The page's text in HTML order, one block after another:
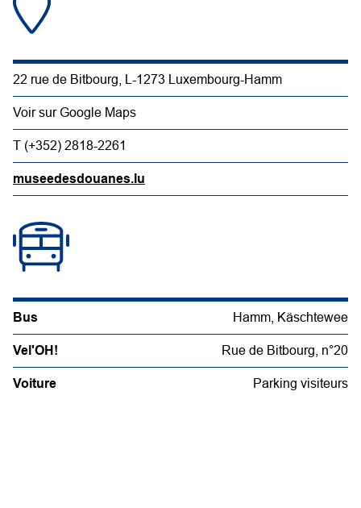
22 rue de Bitbourg, L-1273 Luxembourg-Hamm
Voir sur Google Maps
T (+352) 2818-2261
museedesdouanes.lu
Bus Hamm, Käschtewee
Vel'OH! Rue de Bitbourg, n°20
Voiture Parking visiteurs